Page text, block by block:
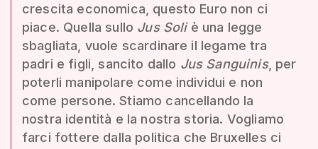
crescita economica, questo Euro non ci
piace. Quella sullo Jus Soliè una legge
sbagliata, vuole scardinare il legame tra
padri e figli, sancito dallo Jus Sanguinis, per
poterli manipolare come individui e non
come persone. Stiamo cancellando la
nostra identità e la nostra storia. Vogliamo
farci fottere dalla politica che Bruxelles ci